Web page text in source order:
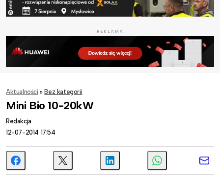
REKLAMA
Aktualności » Bez kategorii
Mini Bio 10-20kW
Redakcja
12-07-2014 17:54